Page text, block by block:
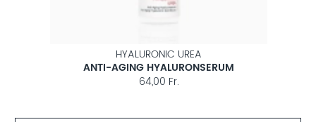
OYSTER
PORENVERFEINERNDES KONZENTRAT
50,00 Fr.